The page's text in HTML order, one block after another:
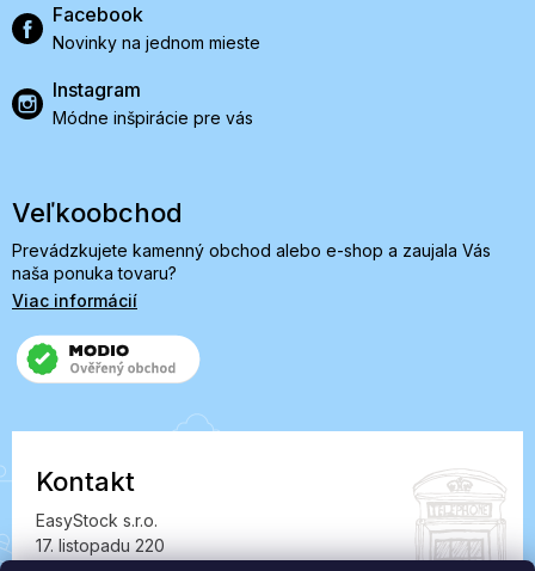
Facebook
Novinky na jednom mieste
Instagram
Módne inšpirácie pre vás
Veľkoobchod
Prevádzkujete kamenný obchod alebo e-shop a zaujala Vás
naša ponuka tovaru?
Viac informácií
Kontakt
EasyStock s.r.o.
17. listopadu 220